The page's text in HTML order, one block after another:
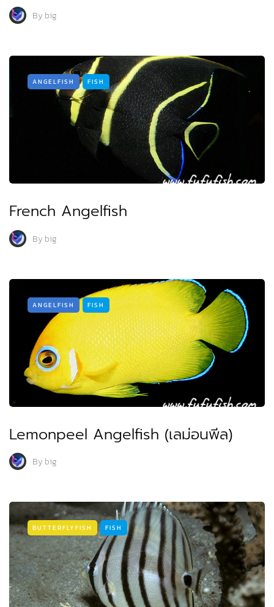
Bybig
ANGELFISH FISH
French Angelfish
Bybig
ANGELFISH FISH
Lemonpeel Angelfish (เลม่อนพีล)
Bybig
BUTTERFLYFISH FISH